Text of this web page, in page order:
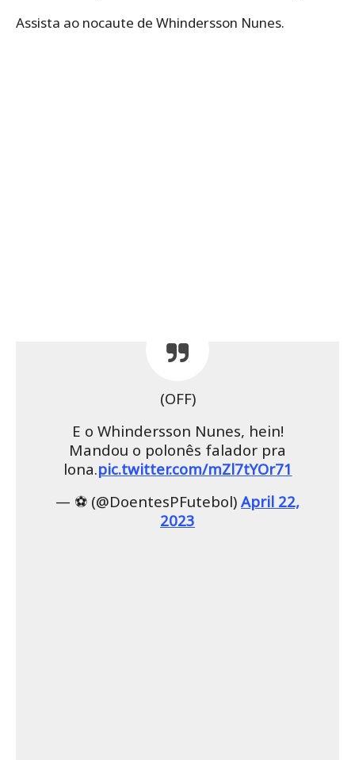
Assista ao nocaute de Whindersson Nunes.
(OFF)
E o Whindersson Nunes, hein!
Mandou o polonês falador pra
lona.pic.twitter.com/mZl7tYOr71
— ⚽ (@DoentesPFutebol) April 22,
2023